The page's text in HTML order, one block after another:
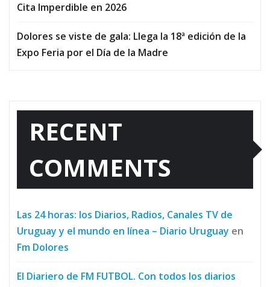
Cita Imperdible en 2026
Dolores se viste de gala: Llega la 18ª edición de la
Expo Feria por el Día de la Madre
RECENT
COMMENTS
Las 24 horas: los Diarios, Radios, Canales TV de
Uruguay y el mundo en línea – Diario Uruguay en
Fm Dolores
El Diariero de FM FUTBOL. Con todos los diarios